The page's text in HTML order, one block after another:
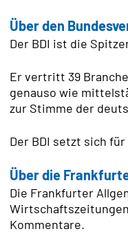
Über den
Der BDI ist die
Er vertritt 39
genauso wie
zur Stimme der
Der BDI setzt sich
Über die
Die Frankfurter
Kommentare.